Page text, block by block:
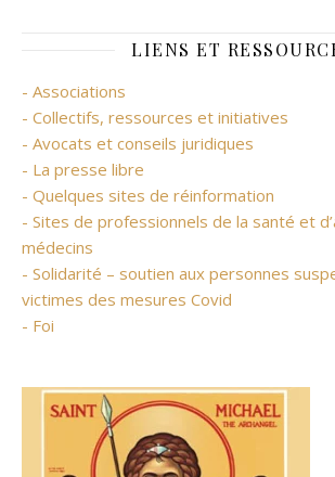
LIENS ET
- Associations
- Collectifs, ressources et initiatives
- Avocats et conseils juridiques
- La presse libre
- Quelques sites de réinformation
- Sites de professionnels de la santé et
médecins
- Solidarité – soutien aux personnes
victimes des mesures Covid
- Foi